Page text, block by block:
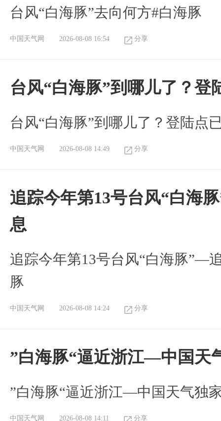
台风“白海豚”去向何方#白海豚
中国天气网 2026-08-08 16:54 分享
台风“白海豚”到哪儿了？登
台风“白海豚”到哪儿了？登陆点
中国天气网 2026-08-08 14:49 分享
追踪今年第13号台风“白海
息
追踪今年第13号台风“白海豚”—
豚
中国天气网 2026-08-08 14:24 分享
”白海豚“逼近浙江—中国天
​”白海豚“逼近浙江—中国天气独
中国天气网 2026-08-08 14:11 分享